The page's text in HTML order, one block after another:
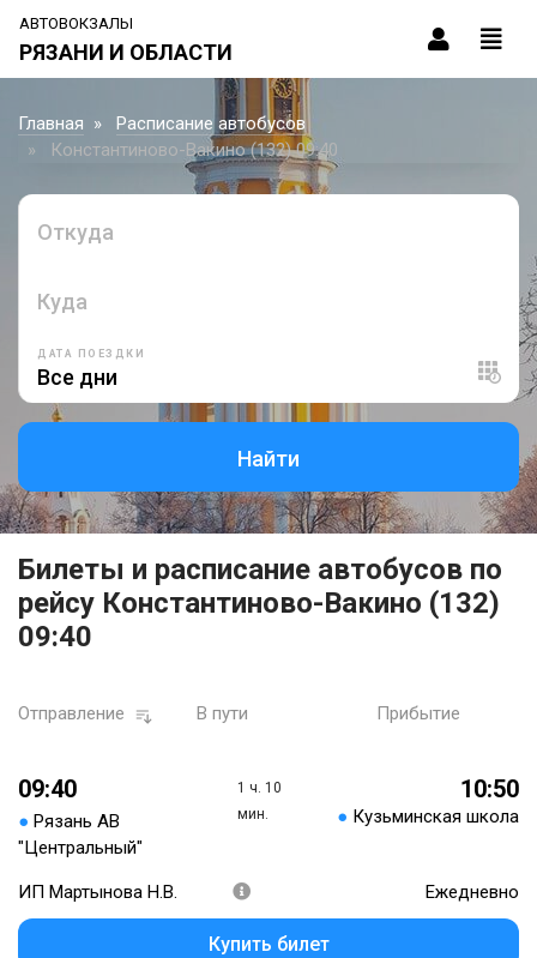
АВТОВОКЗАЛЫ
РЯЗАНИ И ОБЛАСТИ
Главная
Расписание автобусов
Константиново-Вакино (132) 09:40
Откуда
Куда
ДАТА ПОЕЗДКИ
Найти
Билеты и расписание автобусов по
рейсу Константиново-Вакино (132)
09:40
Отправление В пути Прибытие
09:40
● Рязань АВ
"Центральный"
1 ч. 10
мин.
10:50
● Кузьминская школа
ИП Мартынова Н.В. Ежедневно
Купить билет